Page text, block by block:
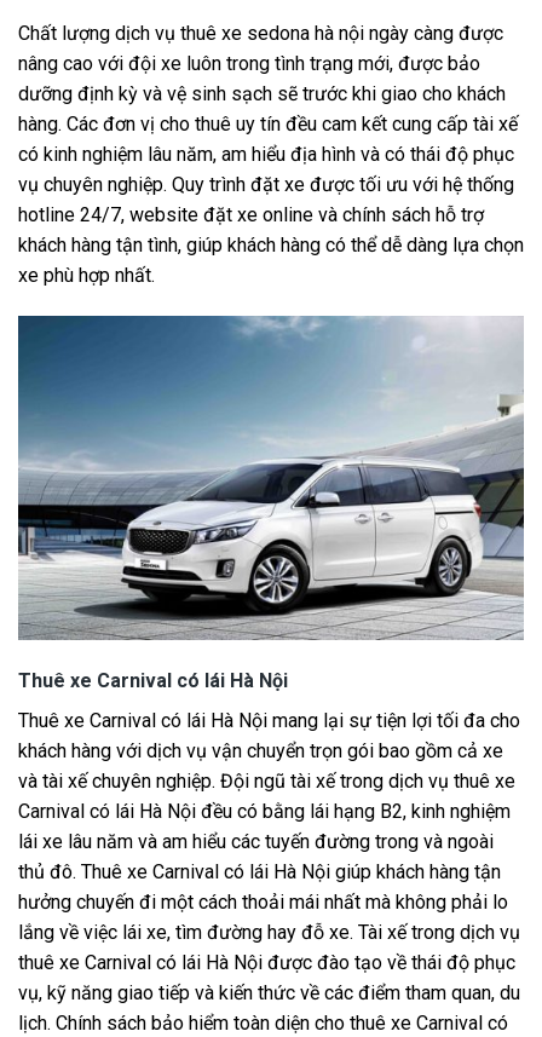
Chất lượng dịch vụ thuê xe sedona hà nội ngày càng được
nâng cao với đội xe luôn trong tình trạng mới, được bảo
dưỡng định kỳ và vệ sinh sạch sẽ trước khi giao cho khách
hàng. Các đơn vị cho thuê uy tín đều cam kết cung cấp tài xế
có kinh nghiệm lâu năm, am hiểu địa hình và có thái độ phục
vụ chuyên nghiệp. Quy trình đặt xe được tối ưu với hệ thống
hotline 24/7, website đặt xe online và chính sách hỗ trợ
khách hàng tận tình, giúp khách hàng có thể dễ dàng lựa chọn
xe phù hợp nhất.
Thuê xe Carnival có lái Hà Nội
Thuê xe Carnival có lái Hà Nội mang lại sự tiện lợi tối đa cho
khách hàng với dịch vụ vận chuyển trọn gói bao gồm cả xe
và tài xế chuyên nghiệp. Đội ngũ tài xế trong dịch vụ thuê xe
Carnival có lái Hà Nội đều có bằng lái hạng B2, kinh nghiệm
lái xe lâu năm và am hiểu các tuyến đường trong và ngoài
thủ đô. Thuê xe Carnival có lái Hà Nội giúp khách hàng tận
hưởng chuyến đi một cách thoải mái nhất mà không phải lo
lắng về việc lái xe, tìm đường hay đỗ xe. Tài xế trong dịch vụ
thuê xe Carnival có lái Hà Nội được đào tạo về thái độ phục
vụ, kỹ năng giao tiếp và kiến thức về các điểm tham quan, du
lịch. Chính sách bảo hiểm toàn diện cho thuê xe Carnival có